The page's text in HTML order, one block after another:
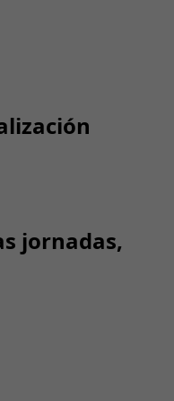
jornadas,